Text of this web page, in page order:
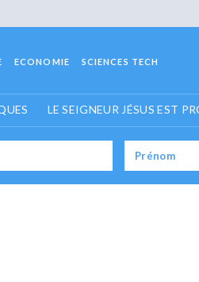
ECONOMIE SCIENCES TECH
LE SEIGNEUR JÉSUS EST